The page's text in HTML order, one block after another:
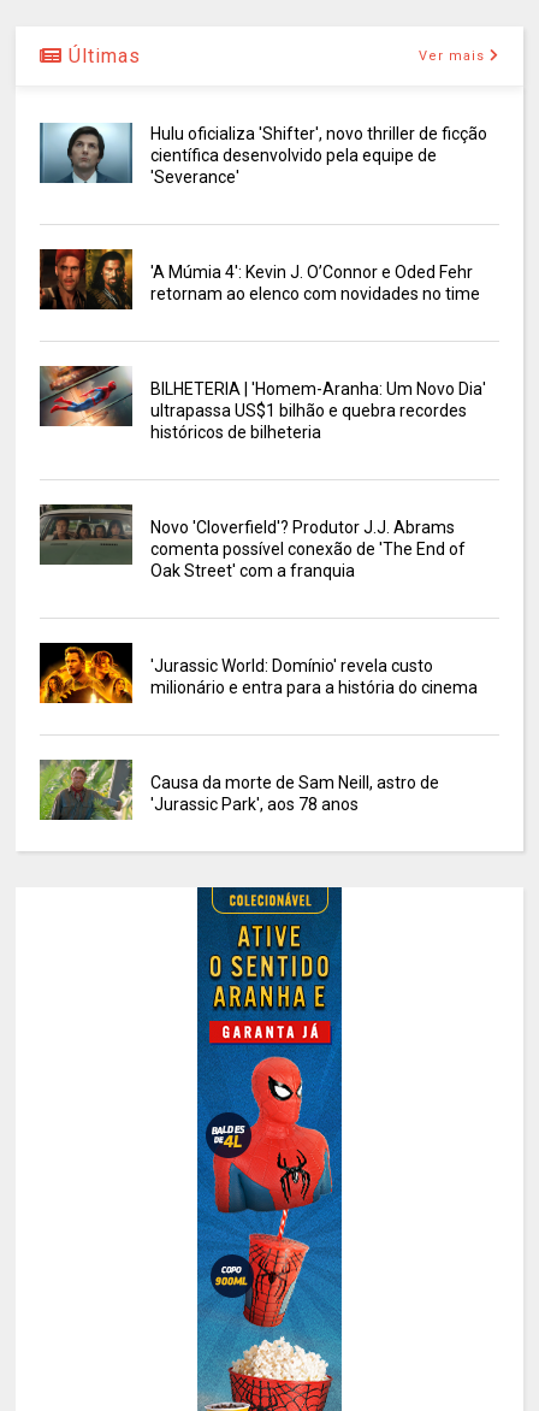
Últimas Ver mais
Hulu oficializa 'Shifter', novo thriller de ficção
científica desenvolvido pela equipe de
'Severance'
'A Múmia 4': Kevin J. O’Connor e Oded Fehr
retornam ao elenco com novidades no time
BILHETERIA | 'Homem-Aranha: Um Novo Dia'
ultrapassa US$1 bilhão e quebra recordes
históricos de bilheteria
Novo 'Cloverfield'? Produtor J.J. Abrams
comenta possível conexão de 'The End of
Oak Street' com a franquia
'Jurassic World: Domínio' revela custo
milionário e entra para a história do cinema
Causa da morte de Sam Neill, astro de
'Jurassic Park', aos 78 anos